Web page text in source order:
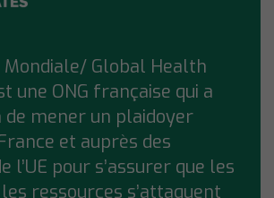
Mondiale/ Global Health
une ONG française qui a
de mener un plaidoyer
et auprès des
l’UE pour s’assurer que les
ressources s’attaquent